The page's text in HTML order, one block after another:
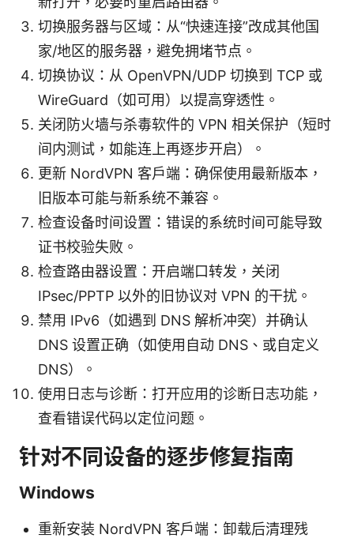
切换服务器与区域：从“快速连接”改成其他国
家/地区的服务器，避免拥堵节点。
切换协议：从 OpenVPN/UDP 切换到 TCP 或
WireGuard（如可用）以提高穿透性。
关闭防火墙与杀毒软件的 VPN 相关保护（短时
间内测试，如能连上再逐步开启）。
更新 NordVPN 客户端：确保使用最新版本，
旧版本可能与新系统不兼容。
检查设备时间设置：错误的系统时间可能导致
证书校验失败。
检查路由器设置：开启端口转发，关闭
IPsec/PPTP 以外的旧协议对 VPN 的干扰。
禁用 IPv6（如遇到 DNS 解析冲突）并确认
DNS 设置正确（如使用自动 DNS、或自定义
DNS）。
使用日志与诊断：打开应用的诊断日志功能，
查看错误代码以定位问题。
针对不同设备的逐步修复指南
Windows
重新安装 NordVPN 客户端：卸载后清理残